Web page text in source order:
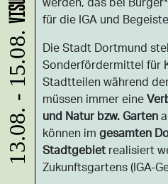
für die IGA und
Die Stadt Dortmund
Sonderfördermittel für
Stadtteilen während
müssen immer eine
und Natur bzw. Garten
können im gesamten
Stadtgebiet realisiert
Zukunftsgartens (IGA-
13.08. - 15.08.